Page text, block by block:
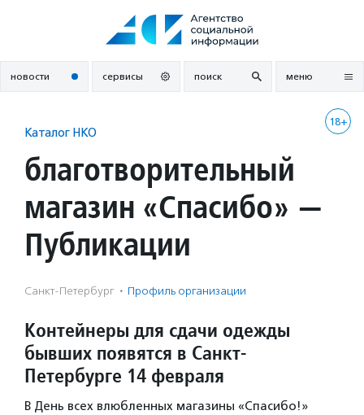
новости сервисы поиск меню
18+
Каталог НКО
благотворительный
магазин «Спасибо» —
Публикации
Санкт-Петербург · Профиль организации
Контейнеры для сдачи одежды
бывших появятся в Санкт-
Петербурге 14 февраля
В День всех влюбленных магазины «Спасибо!»